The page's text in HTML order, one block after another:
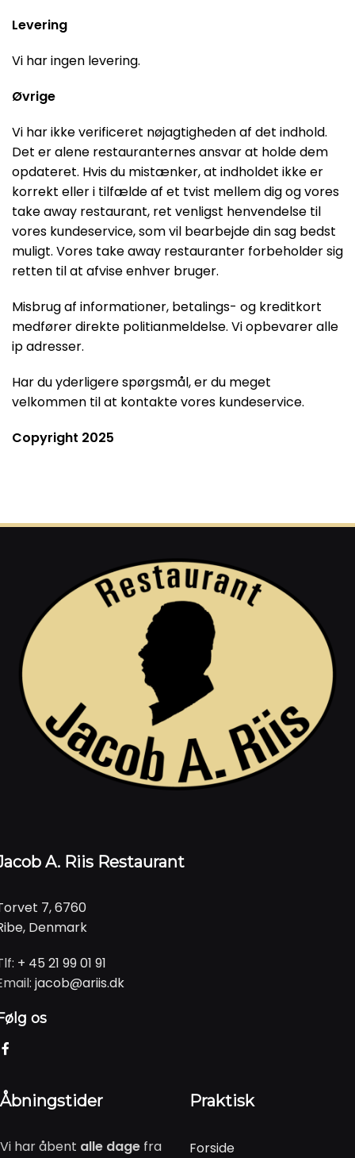
Levering
Vi har ingen levering.
Øvrige
Vi har ikke verificeret nøjagtigheden af det indhold.
Det er alene restauranternes ansvar at holde dem
opdateret. Hvis du mistænker, at indholdet ikke er
korrekt eller i tilfælde af et tvist mellem dig og vores
take away restaurant, ret venligst henvendelse til
vores kundeservice, som vil bearbejde din sag bedst
muligt. Vores take away restauranter forbeholder sig
retten til at afvise enhver bruger.
Misbrug af informationer, betalings- og kreditkort
medfører direkte politianmeldelse. Vi opbevarer alle
ip adresser.
Har du yderligere spørgsmål, er du meget
velkommen til at kontakte vores kundeservice.
Copyright 2025
A. Riis Restaurant
7, 6760
Denmark
+ 45 21 99 01 91
jacob@ariis.dk
os
Åbningstider
Vi har åbent alle dage fra
Praktisk
Forside